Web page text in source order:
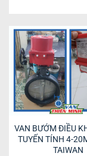
VAN BƯỚM ĐIỀU
TUYẾN TÍNH 4-
TAIWAN